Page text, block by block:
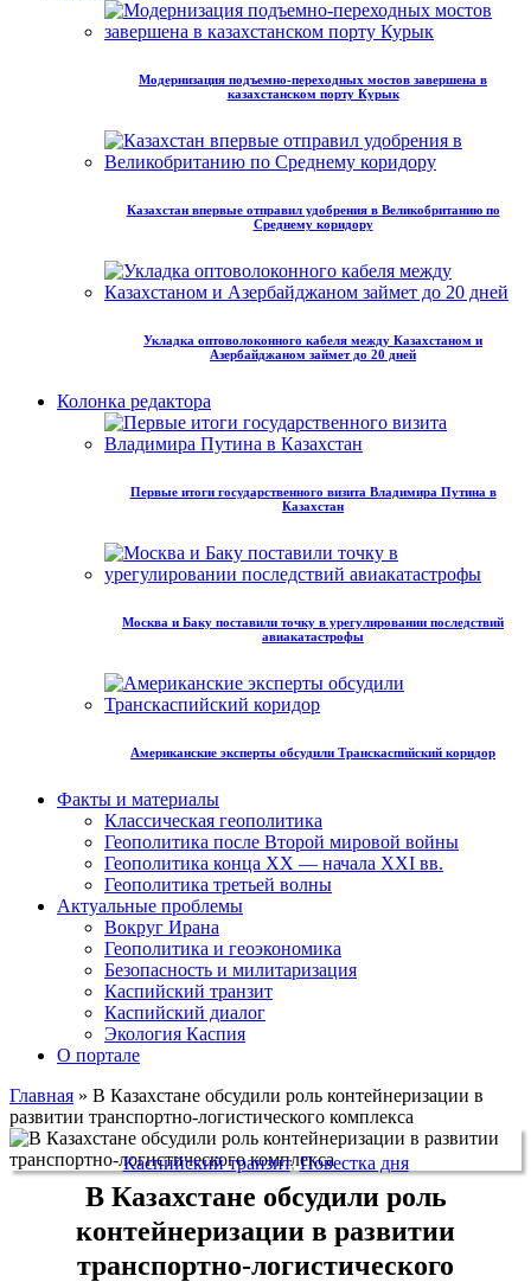
Модернизация подъемно-переходных мостов завершена в
казахстанском порту Курык
Казахстан впервые отправил удобрения в Великобританию по
Среднему коридору
Укладка оптоволоконного кабеля между Казахстаном и
Азербайджаном займет до 20 дней
Колонка редактора
Первые итоги государственного визита Владимира Путина в
Казахстан
Москва и Баку поставили точку в урегулировании последствий
авиакатастрофы
Американские эксперты обсудили Транскаспийский коридор
Факты и материалы
Классическая геополитика
Геополитика после Второй мировой войны
Геополитика конца XX — начала XXI вв.
Геополитика третьей волны
Актуальные проблемы
Вокруг Ирана
Геополитика и геоэкономика
Безопасность и милитаризация
Каспийский транзит
Каспийский диалог
Экология Каспия
О портале
Главная » В Казахстане обсудили роль контейнеризации в
развитии транспортно-логистического комплекса
Каспийский транзит,Повестка дня
В Казахстане обсудили роль
контейнеризации в развитии
транспортно-логистического